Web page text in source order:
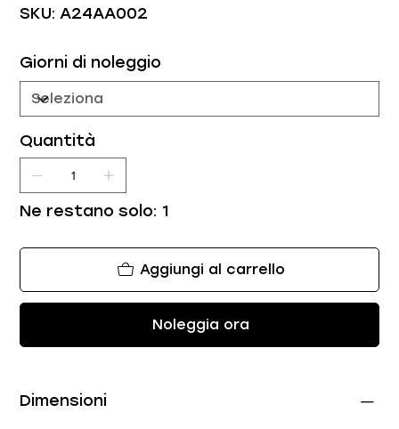
SKU:
SKU
A24AA002
A24AA002
Giorni di noleggio
Quantità
Ne restano solo: 1
Aggiungi al carrello
Noleggia ora
Dimensioni